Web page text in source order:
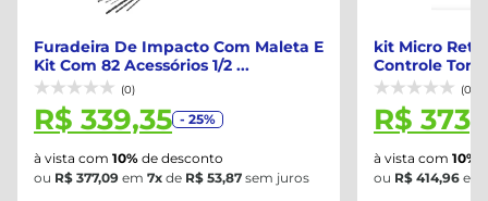
Furadeira De Impacto Com Maleta E
Kit Com 82 Acessórios 1/2 ...
(0)
R$ 339,35 - 25%
à vista com 10% de desconto
ou R$ 377,09 em 7x de R$ 53,87 sem juros
kit Micro
Controle
(0)
R$
à vista com 10%
ou R$ 414,96 em